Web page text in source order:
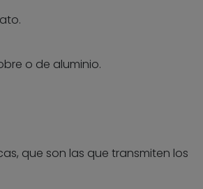
o de aluminio.
que son las que transmiten los